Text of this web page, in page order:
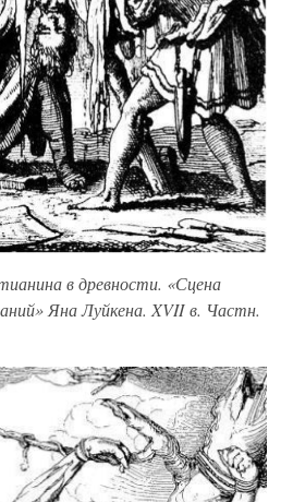
в древности. «Сцена
Яна Луйкена. XVII в. Частн.